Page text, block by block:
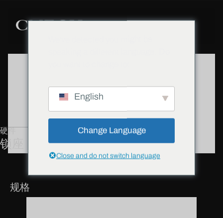
硬件
锁座
规格
English
Change Language
Close and do not switch language